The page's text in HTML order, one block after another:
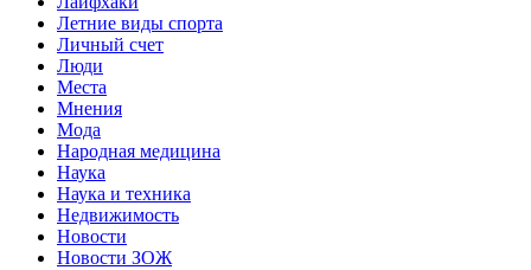
Летние виды спорта
Личный счет
Люди
Места
Мнения
Мода
Народная медицина
Наука
Наука и техника
Недвижимость
Новости
Новости ЗОЖ